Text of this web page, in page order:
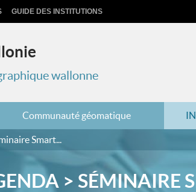
GUIDE DES INSTITUTIONS
wallonne
Communauté géomatique
Smart...
> SÉMINAIRE